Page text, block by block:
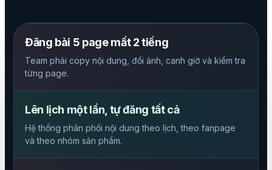
Đăng bài 5 page mất 2 tiếng
Team phải copy nội dung, đổi ảnh, canh giờ và kiểm tra
từng page.
Lên lịch một lần, tự đăng tất cả
Hệ thống phân phối nội dung theo lịch, theo fanpage
và theo nhóm sản phẩm.